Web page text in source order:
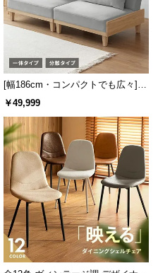
[幅186cm・コンパクトでも広々] 3
人掛けソファベッド リクライニン
￥49,999